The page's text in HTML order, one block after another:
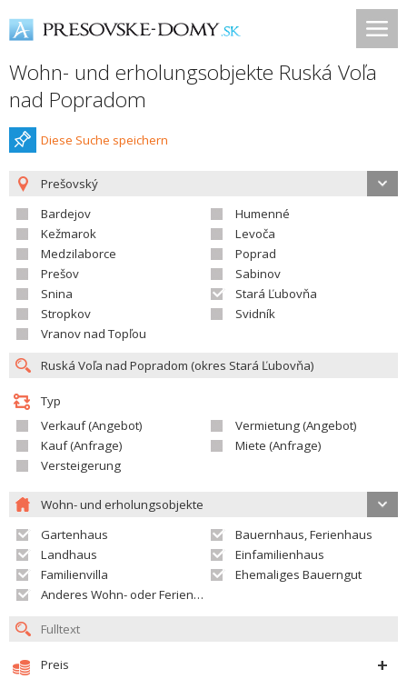
Wohn- und erholungsobjekte Ruská Voľa
nad Popradom
Diese Suche speichern
Prešovský
Bardejov
Humenné
Kežmarok
Levoča
Medzilaborce
Poprad
Prešov
Sabinov
Snina
Stará Ľubovňa
Stropkov
Svidník
Vranov nad Topľou
Typ
Verkauf (Angebot)
Vermietung (Angebot)
Kauf (Anfrage)
Miete (Anfrage)
Versteigerung
Wohn- und erholungsobjekte
Gartenhaus
Bauernhaus, Ferienhaus
Landhaus
Einfamilienhaus
Familienvilla
Ehemaliges Bauerngut
Anderes Wohn- oder Ferienobjekt
Preis